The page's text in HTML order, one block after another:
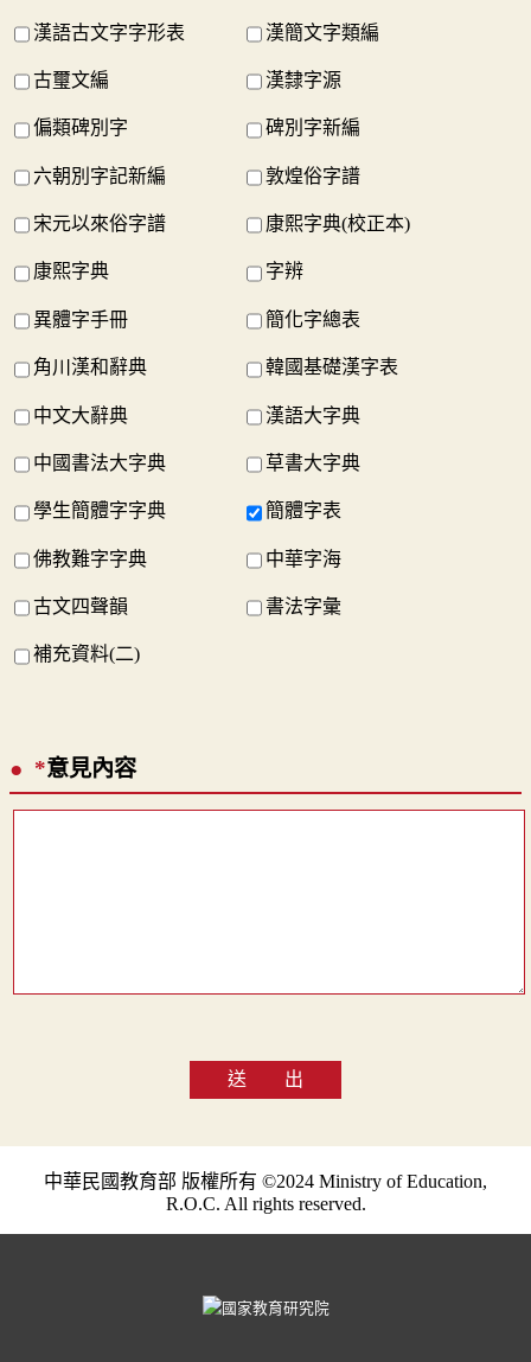
漢語古文字字形表 漢簡文字類編
古璽文編 漢隸字源
偏類碑別字 碑別字新編
六朝別字記新編 敦煌俗字譜
宋元以來俗字譜 康熙字典(校正本)
康熙字典 字辨
異體字手冊 簡化字總表
角川漢和辭典 韓國基礎漢字表
中文大辭典 漢語大字典
中國書法大字典 草書大字典
學生簡體字字典 簡體字表
佛教難字字典 中華字海
古文四聲韻 書法字彙
補充資料(二)
*意見內容
送 出
中華民國教育部 版權所有 ©2024 Ministry of Education,
R.O.C. All rights reserved.